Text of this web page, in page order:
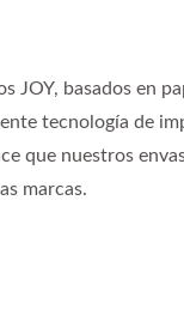
JOY, basados en
tecnología de
que nuestros
marcas.